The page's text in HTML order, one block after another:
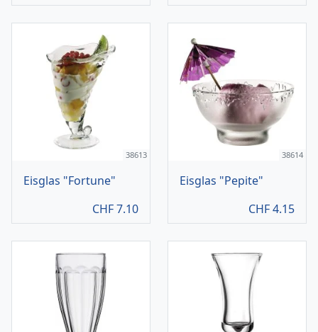
38613
Eisglas "Fortune"
CHF7.10
38614
Eisglas "Pepite"
CHF4.15